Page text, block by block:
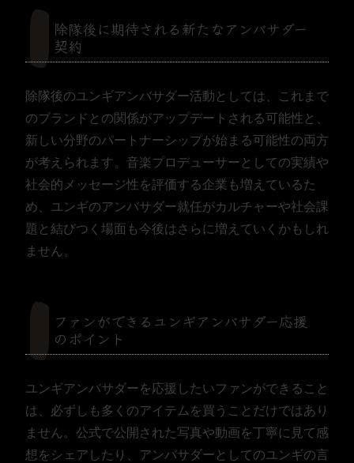
除隊後に期待される新たなアンバサダー
契約
除隊後のユンギアンバサダー活動としては、これまで
のブランドとの関係がアップデートされる可能性と、
新しい分野のパートナーシップが始まる可能性の両方
が考えられます。音楽プロデューサーとしての実績や
社会的メッセージ性を評価する企業も増えているた
め、ユンギのアンバサダー就任がカルチャーや社会課
題と結びつく場面も今後はさらに増えていくかもしれ
ません。
ファンができるユンギアンバサダー応援
のポイント
ユンギアンバサダーを応援したいファンができること
は、必ずしも多くのアイテムを買うことだけではあり
ません。公式で公開された写真や動画を丁寧に見て感
想をシェアしたり、アンバサダーとしてのユンギの言